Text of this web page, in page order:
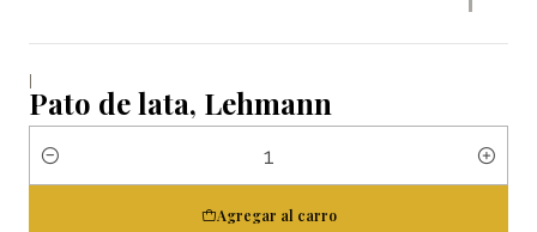
|
Pato de lata, Lehmann
Cantidad
Agregar al carro